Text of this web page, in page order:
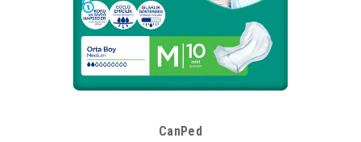
CanPed